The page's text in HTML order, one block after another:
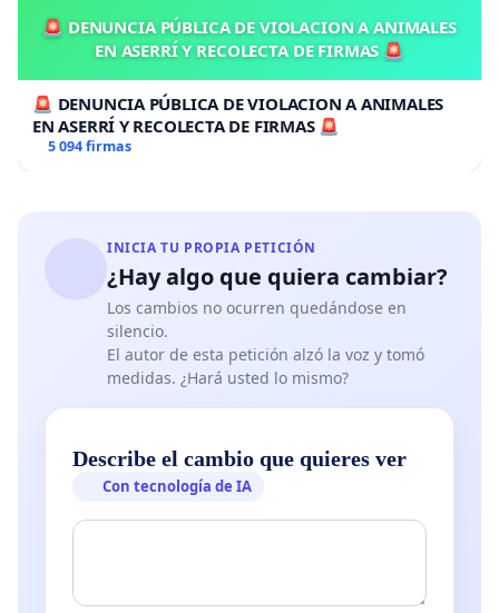
🚨 DENUNCIA PÚBLICA DE VIOLACION A ANIMALES
EN ASERRÍ Y RECOLECTA DE FIRMAS 🚨
🚨 DENUNCIA PÚBLICA DE VIOLACION A ANIMALES
EN ASERRÍ Y RECOLECTA DE FIRMAS 🚨
5 094 firmas
INICIA TU PROPIA PETICIÓN
¿Hay algo que quiera cambiar?
Los cambios no ocurren quedándose en
silencio.
El autor de esta petición alzó la voz y tomó
medidas. ¿Hará usted lo mismo?
Describe el cambio que quieres ver
Con tecnología de IA